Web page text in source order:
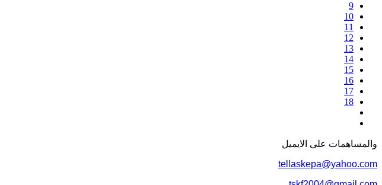
9
10
11
12
13
14
15
16
17
18
والمساهمات علی الایمیل
tellaskepa@yahoo.com